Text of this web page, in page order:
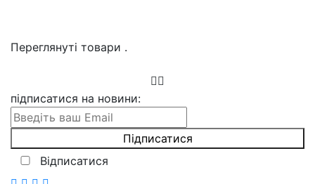
Переглянуті товари .
підписатися на новини:
Відписатися